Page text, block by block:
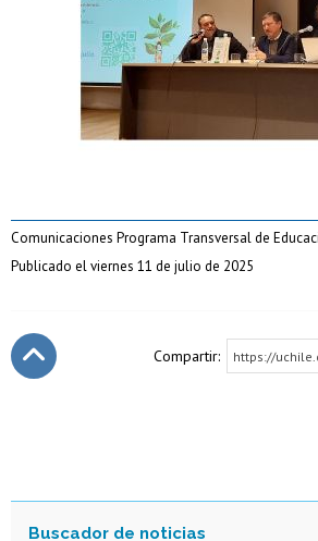
Comunicaciones Programa Transversal de
Publicado el viernes 11 de julio de 2025
Compartir: https://